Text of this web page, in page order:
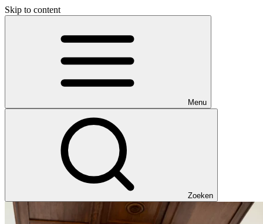
Skip to content
Menu
Zoeken